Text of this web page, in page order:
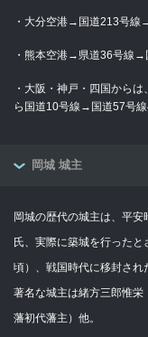
・大分空港→国道213号
・熊本空港→県道36号線→
・大阪・神戸・四国から
ら国道10号線→国道57号
岡城 城主
岡城の歴代の城主は、平
氏、実際に築城を行った
頃）、戦国時代に移封され
著名な城主は緒方三郎惟
藩初代藩主）他。